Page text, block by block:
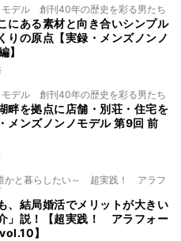
モデル 創刊40年の歴史を彩る男たち
ある素材と向き合いシンプル
りの原点【実録・メンズノンノ
】
モデル 創刊40年の歴史を彩る男たち
を拠点に店舗・別荘・住宅を
メンズノンノモデル 第9回 前
かと暮らしたい～ 超実践！ アラフ
、結局婚活でメリットが大きい
」説！【超実践！ アラフォー
】